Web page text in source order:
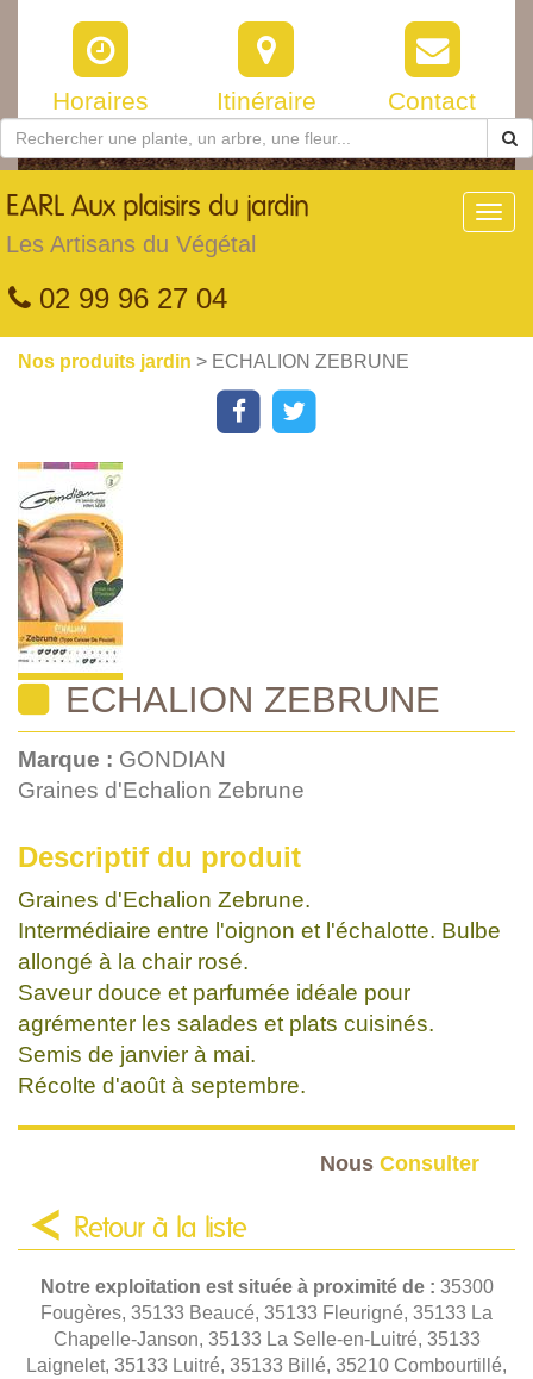
Horaires Itinéraire Contact
EARL Aux plaisirs du jardin
Les Artisans du Végétal
02 99 96 27 04
Nos produits jardin > ECHALION ZEBRUNE
ECHALION ZEBRUNE
Marque : GONDIAN
Graines d'Echalion Zebrune
Descriptif du produit
Graines d'Echalion Zebrune.
Intermédiaire entre l'oignon et l'échalotte. Bulbe
allongé à la chair rosé.
Saveur douce et parfumée idéale pour
agrémenter les salades et plats cuisinés.
Semis de janvier à mai.
Récolte d'août à septembre.
Nous Consulter
Retour à la liste
Notre exploitation est située à proximité de : 35300
Fougères, 35133 Beaucé, 35133 Fleurigné, 35133 La
Chapelle-Janson, 35133 La Selle-en-Luitré, 35133
Laignelet, 35133 Luitré, 35133 Billé, 35210 Combourtillé,